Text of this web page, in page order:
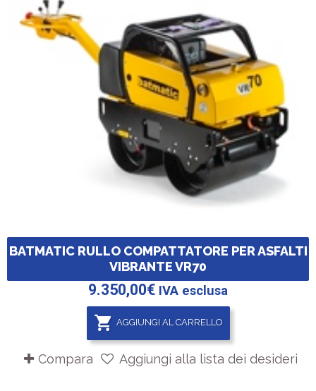
BATMATIC RULLO COMPATTATORE PER ASFALTI
VIBRANTE VR70
9.350,00€ IVA esclusa
AGGIUNGI AL CARRELLO
Compara Aggiungi alla lista dei desideri